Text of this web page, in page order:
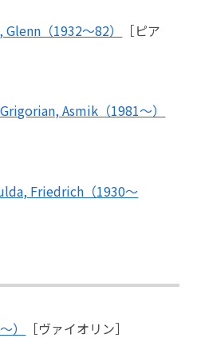
（1932～82）
［ピア
Grigorian, Asmik（1981〜）
Friedrich（1930～
） ［ヴァイオリン］